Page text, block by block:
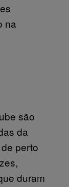
na
são
da
perto
duram